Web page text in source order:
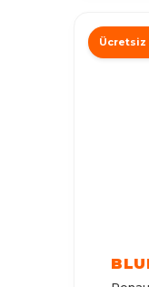
Ücretsiz